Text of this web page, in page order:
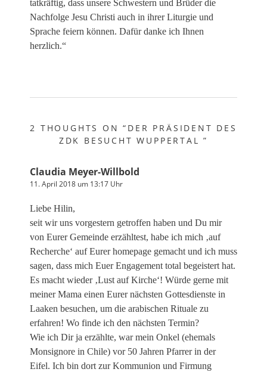
tatkräftig, dass unsere Schwestern und Brüder die
Nachfolge Jesu Christi auch in ihrer Liturgie und
Sprache feiern können. Dafür danke ich Ihnen
herzlich.“
2 THOUGHTS ON “ DER PRÄSIDENT DES
ZDK BESUCHT WUPPERTAL ”
Claudia Meyer-Willbold
11. April 2018 um 13:17 Uhr
Liebe Hilin,
seit wir uns vorgestern getroffen haben und Du mir
von Eurer Gemeinde erzähltest, habe ich mich ‚auf
Recherche‘ auf Eurer homepage gemacht und ich muss
sagen, dass mich Euer Engagement total begeistert hat.
Es macht wieder ‚Lust auf Kirche‘! Würde gerne mit
meiner Mama einen Eurer nächsten Gottesdienste in
Laaken besuchen, um die arabischen Rituale zu
erfahren! Wo finde ich den nächsten Termin?
Wie ich Dir ja erzählte, war mein Onkel (ehemals
Monsignore in Chile) vor 50 Jahren Pfarrer in der
Eifel. Ich bin dort zur Kommunion und Firmung